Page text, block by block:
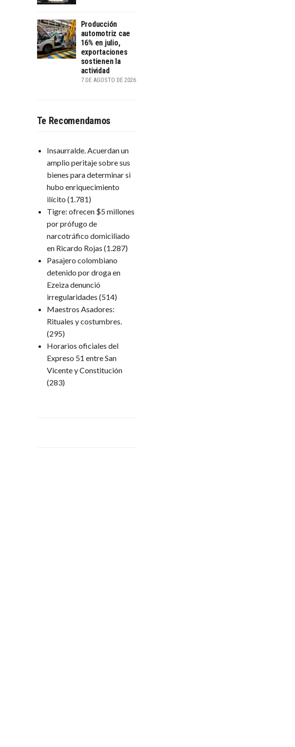
Producción
automotriz cae
16% en julio,
exportaciones
sostienen la
actividad
7 DE AGOSTO DE 2026
Te Recomendamos
Insaurralde. Acuerdan un
amplio peritaje sobre sus
bienes para determinar si
hubo enriquecimiento
ilícito (1.781)
Tigre: ofrecen $5 millones
por prófugo de
narcotráfico domiciliado
en Ricardo Rojas (1.287)
Pasajero colombiano
detenido por droga en
Ezeiza denunció
irregularidades (514)
Maestros Asadores:
Rituales y costumbres.
(295)
Horarios oficiales del
Expreso 51 entre San
Vicente y Constitución
(283)